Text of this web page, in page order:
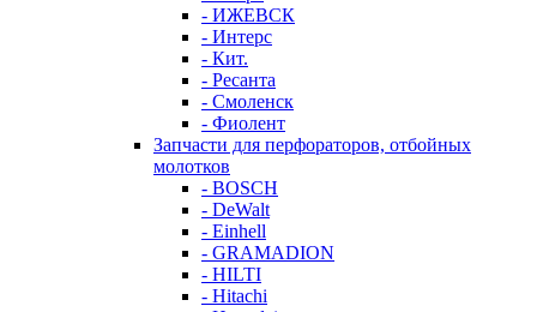
- ИЖЕВСК
- Интерс
- Кит.
- Ресанта
- Смоленск
- Фиолент
Запчасти для перфораторов, отбойных
молотков
- BOSCH
- DeWalt
- Einhell
- GRAMADION
- HILTI
- Hitachi